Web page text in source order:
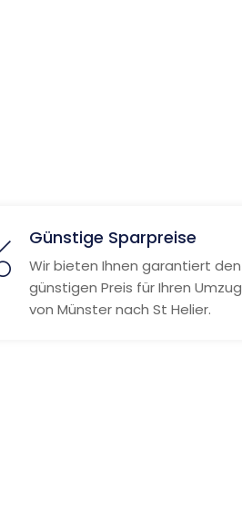
Günstige Sparpreise
Wir bieten Ihnen garantiert den
günstigen Preis für Ihren Umzug
von Münster nach St Helier.